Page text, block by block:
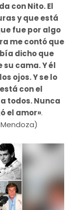
con Nito. El
y que está
fue por algo
me contó que
dicho que
cama. Y él
ojos. Y se lo
con el
todos. Nunca
el amor».